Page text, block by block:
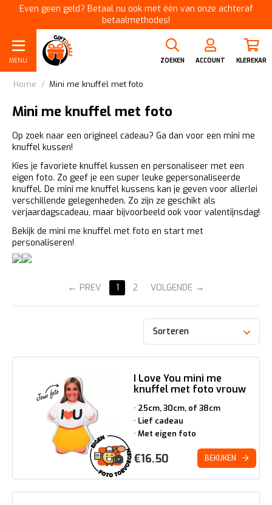
Even geen geld? Betaal nu ook met één van onze achteraf
betaalmethodes!
MENU ZOEKEN ACCOUNT KLEREKAR
Home / Mini me knuffel met foto
Mini me knuffel met foto
Op zoek naar een origineel cadeau? Ga dan voor een mini me
knuffel kussen!
Kies je favoriete knuffel kussen en personaliseer met een
eigen foto. Zo geef je een super leuke gepersonaliseerde
knuffel. De mini me knuffel kussens kan je geven voor allerlei
verschillende gelegenheden. Zo zijn ze geschikt als
verjaardagscadeau, maar bijvoorbeeld ook voor valentijnsdag!
Bekijk de mini me knuffel met foto en start met
personaliseren!
PREV 1 2 VOLGENDE
Sorteren
I Love You mini me
knuffel met foto vrouw
25cm, 30cm, of 38cm
Lief cadeau
Met eigen foto
€16.50 BEKIJKEN